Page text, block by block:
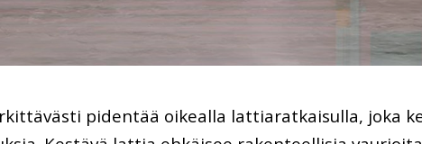
pidentää oikealla lattiaratkaisulla, joka